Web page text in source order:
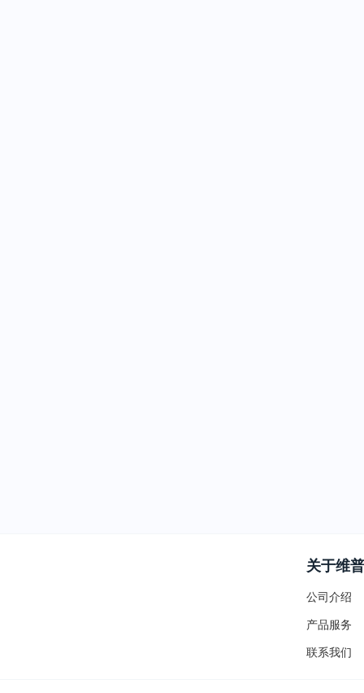
关于维普
公司介绍
产品服务
联系我们